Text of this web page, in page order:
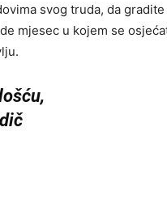
svog truda, da
mjesec u kojem se